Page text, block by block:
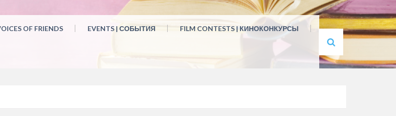
OF FRIENDS EVENTS | СОБЫТИЯ FILM CONTESTS | КИНОКОНКУРСЫ